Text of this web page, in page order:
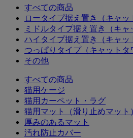
すべての商品
ロータイプ据え置き（キャッ
ミドルタイプ据え置き（キャ
ハイタイプ据え置き（キャッ
つっぱりタイプ（キャットタ
その他
すべての商品
猫用ケージ
猫用カーペット・ラグ
猫用マット（滑り止めマット
厚みのあるマット
汚れ防止カバー